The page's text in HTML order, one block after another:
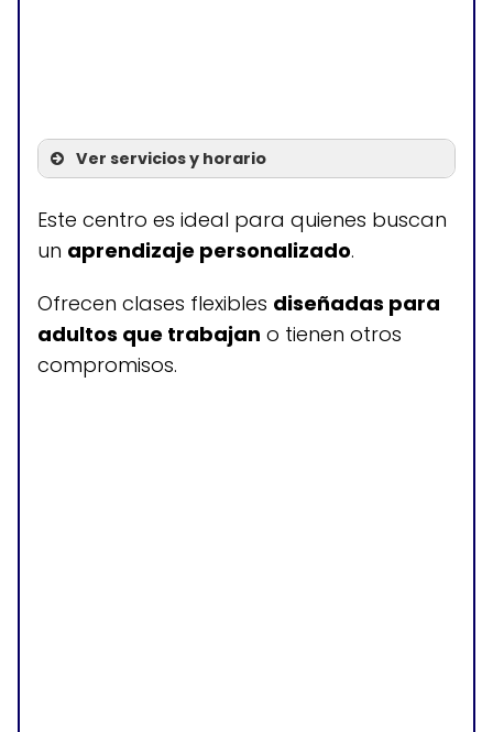
Ver servicios y horario
Servicios
Clases de inglés como
segundo idioma gratis para
adultos
Este centro es ideal para quienes buscan
un aprendizaje personalizado.
Ofrecen clases flexibles diseñadas para
adultos que trabajan o tienen otros
compromisos.